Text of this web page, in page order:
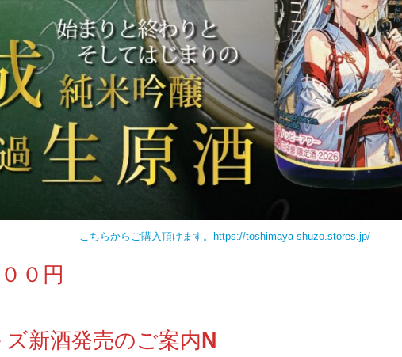
こちらからご購入頂けます。https://toshimaya-shuzo.stores.jp/
０円
新酒発売のご案内N